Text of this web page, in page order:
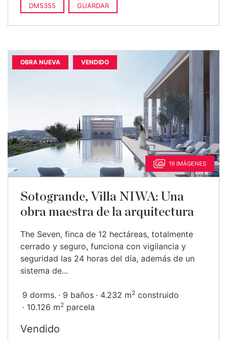
DM5355 GUARDAR
OBRA NUEVA VENDIDO
19 IMÁGENES
Sotogrande, Villa NIWA: Una
obra maestra de la arquitectura
The Seven, finca de 12 hectáreas, totalmente
cerrado y seguro, funciona con vigilancia y
seguridad las 24 horas del día, además de un
sistema de...
9 dorms. 9 baños 4.232 m2 construido
10.126 m2 parcela
Vendido